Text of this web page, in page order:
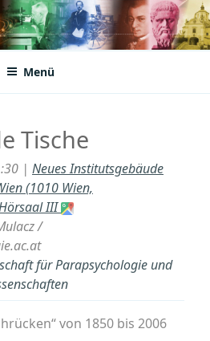
Societies
Menü
Tische
| Neues Institutsgebäude
(1010 Wien,
III
/
für Parapsychologie und
von 1850 bis 2006